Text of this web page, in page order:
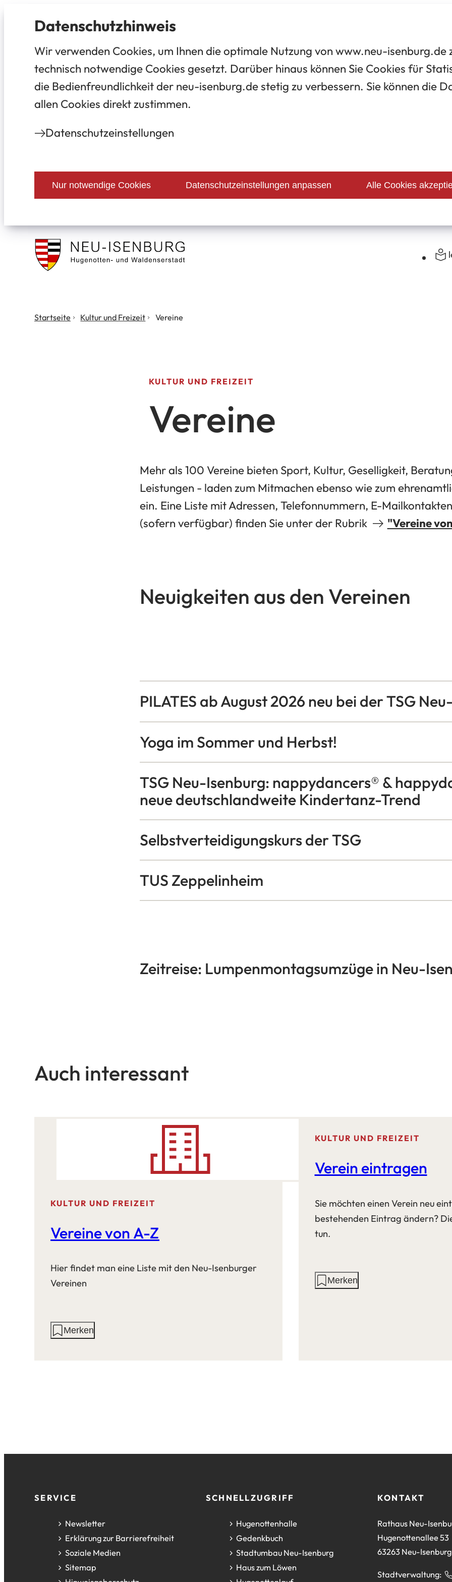
Datenschutz­hinweis
Wir verwenden Cookies, um Ihnen die optimale Nutzung von www.neu-
technisch notwendige Cookies gesetzt. Darüber hinaus können Sie Cookies für
die Bedienfreundlichkeit der neu-isenburg.de stetig zu verbessern. Sie können die
allen Cookies direkt zustimmen.
Datenschutz­einstellungen
Nur notwendige Cookies Datenschutzeinstellungen anpassen Alle Cookies
Stadt
Isenburg
Startseite Kultur und Freizeit Vereine
KULTUR UND FREIZEIT
Vereine
Mehr als 100 Vereine bieten Sport, Kultur, Geselligkeit,
Leistungen - laden zum Mitmachen ebenso wie zum
ein. Eine Liste mit Adressen, Telefonnummern, E-
(sofern verfügbar) finden Sie unter der Rubrik
"Vereine
Neuigkeiten aus den Vereinen
PILATES ab August 2026 neu bei der TSG
Yoga im Sommer und Herbst!
TSG Neu-Isenburg: nappydancers® &
neue deutschlandweite Kindertanz-Trend
Selbstverteidigungskurs der TSG
TUS Zeppelinheim
Zeitreise: Lumpenmontagsumzüge in Neu-
Auch interessant
KULTUR UND FREIZEIT
Vereine von A-Z
Hier findet man eine Liste mit den Neu-Isenburger
Vereinen
AktionenMerken
KULTUR UND FREIZEIT
Verein eintragen
Sie möchten einen Verein neu
bestehenden Eintrag ändern?
tun.
AktionenMerken
FußzeileSERVICE
Newsletter
Erklärung zur Barrierefreiheit
Soziale Medien
Sitemap
SCHNELLZUGRIFF
Hugenottenhalle
(Öffnet
in
einem
neuen
Gedenkbuch
(Öffnet
in
einem
Stadtumbau Neu-Isenburg
(Öffnet
in Haus zum Löwen
(Öffnet
KONTAKT
Rathaus Neu-
Hugenottenallee 53
63263 Neu-Isenburg
Stadtverwaltung: